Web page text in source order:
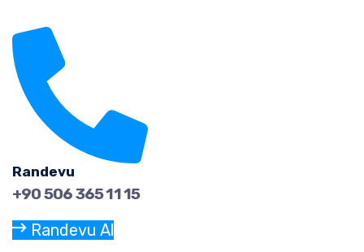
Randevu
+90 506 365 11 15
Randevu Al